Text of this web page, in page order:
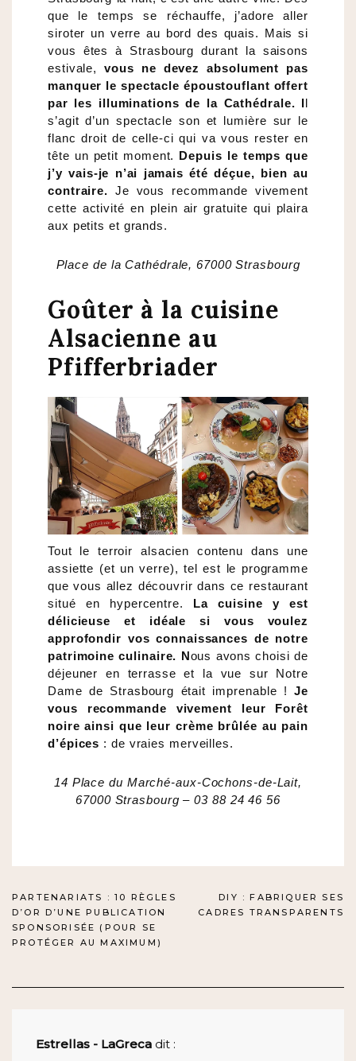
que le temps se réchauffe, j’adore aller
siroter un verre au bord des quais. Mais si
vous êtes à Strasbourg durant la saisons
estivale,vous ne devez absolument pas
manquer le spectacle époustouflant offert
par les illuminations de la Cathédrale. Il
s’agit d’un spectacle son et lumière sur le
flanc droit de celle-ci qui va vous rester en
tête un petit moment. Depuis le temps que
j’y vais-je n’ai jamais été déçue, bien au
contraire. Je vous recommande vivement
cette activité en plein air gratuite qui plaira
aux petits et grands.
Place de la Cathédrale, 67000 Strasbourg
Goûter à la cuisine
Alsacienne au
Pfifferbriader
Tout le terroir alsacien contenu dans une
assiette (et un verre), tel est le programme
que vous allez découvrir dans ce restaurant
situé en hypercentre. La cuisine y est
délicieuse et idéale si vous voulez
approfondir vos connaissances de notre
patrimoine culinaire. Nous avons choisi de
déjeuner en terrasse et la vue sur Notre
Dame de Strasbourg était imprenable !Je
vous recommande vivement leur Forêt
noire ainsi que leur crème brûlée au pain
d’épices : de vraies merveilles.
14 Place du Marché-aux-Cochons-de-Lait,
67000 Strasbourg – 03 88 24 46 56
NAVIGATION
DE
L’ARTICLE
PARTENARIATS : 10 RÈGLES
D’OR D’UNE PUBLICATION
SPONSORISÉE (POUR SE
PROTÉGER AU MAXIMUM)
DIY : FABRIQUER SES
CADRES TRANSPARENTS
Estrellas - LaGreca dit :